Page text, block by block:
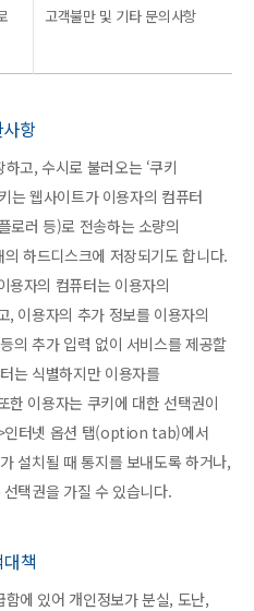
고객불만 및 기타 문의사항
항
고, 수시로 불러오는 ‘쿠키
는 웹사이트가 이용자의 컴퓨터
로러 등)로 전송하는 소량의
하드디스크에 저장되기도 합니다.
용자의 컴퓨터는 이용자의
, 이용자의 추가 정보를 이용자의
의 추가 입력 없이 서비스를 제공할
는 식별하지만 이용자를
한 이용자는 쿠키에 대한 선택권이
인터넷 옵션 탭(option tab)에서
설치될 때 통지를 보내도록 하거나,
택권을 가질 수 있습니다.
책
에 있어 개인정보가 분실, 도난,